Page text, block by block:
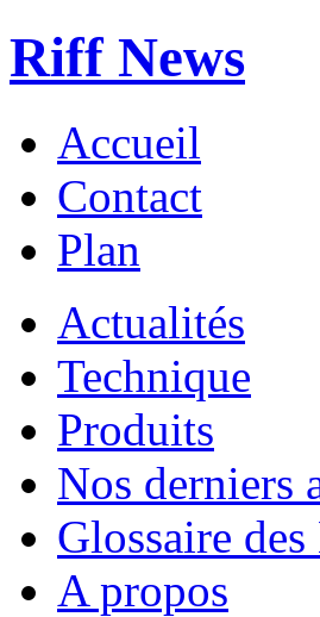
Riff News
Accueil
Contact
Plan
Actualités
Technique
Produits
Nos derniers
Glossaire
A propos